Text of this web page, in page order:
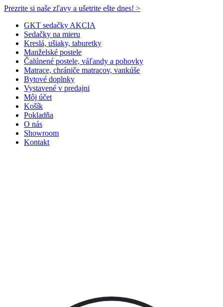
Prezrite si naše zľavy a ušetrite ešte dnes! >​
GKT sedačky AKCIA
Sedačky na mieru
Kreslá, ušiaky, taburetky
Manželské postele
Čalúnené postele, váľandy a pohovky
Matrace, chrániče matracov, vankúše
Bytové doplnky
Vystavené v predajni
Môj účet
Košík
Pokladňa
O nás
Showroom
Kontakt